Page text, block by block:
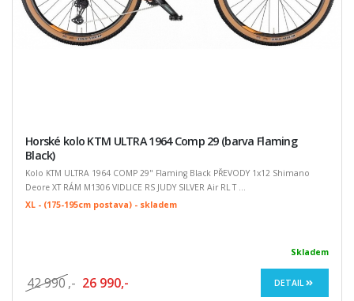
Horské kolo KTM ULTRA 1964 Comp 29 (barva Flaming
Black)
Kolo KTM ULTRA 1964 COMP 29" Flaming Black PŘEVODY 1x12 Shimano
Deore XT RÁM M1306 VIDLICE RS JUDY SILVER Air RL T ...
XL - (175-195cm postava) - skladem
Skladem
42 990 ,- 26 990,- DETAIL